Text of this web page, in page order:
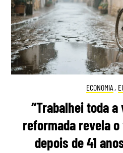
ECONOMIA ,
“Trabalhei toda
reformada revela
depois de 41